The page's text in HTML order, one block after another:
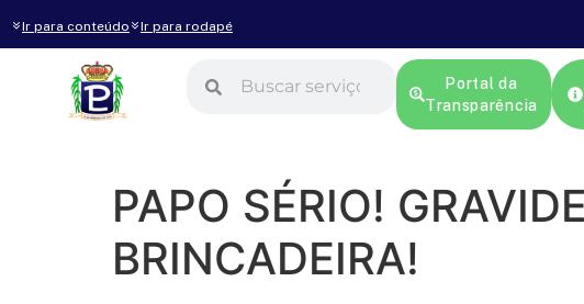
Ir para conteúdo Ir para rodapé
Portal da
Transparência
PAPO SÉRIO!
BRINCADEIRA!